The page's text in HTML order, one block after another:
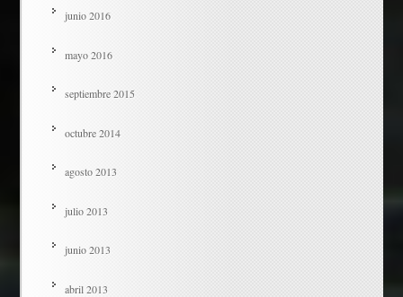
junio 2016
mayo 2016
septiembre 2015
octubre 2014
agosto 2013
julio 2013
junio 2013
abril 2013